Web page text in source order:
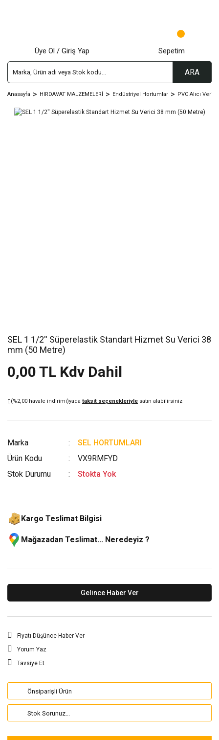
ARA
Üye Ol / Giriş Yap Sepetim
Anasayfa HIRDAVAT MALZEMELERİ Endüstriyel Hortumlar PVC Alıcı
SEL 1 1/2'' Süperelastik Standart Hizmet Su Verici 38
mm (50 Metre)
0,00 TL Kdv Dahil
(%2,00 havale indirimi)yada taksit seçenekleriyle satın alabilirsiniz
Marka
SEL HORTUMLARI
Ürün Kodu
VX9RMFYD
Stok Durumu
Stokta Yok
Kargo Teslimat Bilgisi
Mağazadan Teslimat... Neredeyiz ?
Gelince Haber Ver
Fiyatı Düşünce Haber Ver
Yorum Yaz
Tavsiye Et
Önsiparişli Ürün
Stok Sorunuz...